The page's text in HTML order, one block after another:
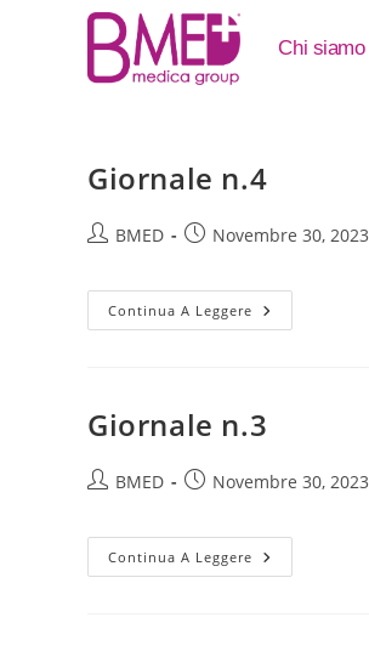
Chi siamo
Giornale n.4
BMED Novembre 30, 2023
Continua A Leggere
Giornale n.3
BMED Novembre 30, 2023
Continua A Leggere